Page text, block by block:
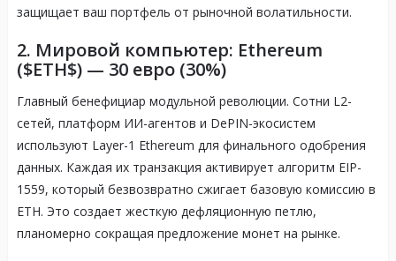
защищает ваш портфель от рыночной волатильности.
2. Мировой компьютер: Ethereum
($ETH$) — 30 евро (30%)
Главный бенефициар модульной революции. Сотни L2-
сетей, платформ ИИ-агентов и DePIN-экосистем
используют Layer-1 Ethereum для финального одобрения
данных. Каждая их транзакция активирует алгоритм EIP-
1559, который безвозвратно сжигает базовую комиссию в
ETH. Это создает жесткую дефляционную петлю,
планомерно сокращая предложение монет на рынке.